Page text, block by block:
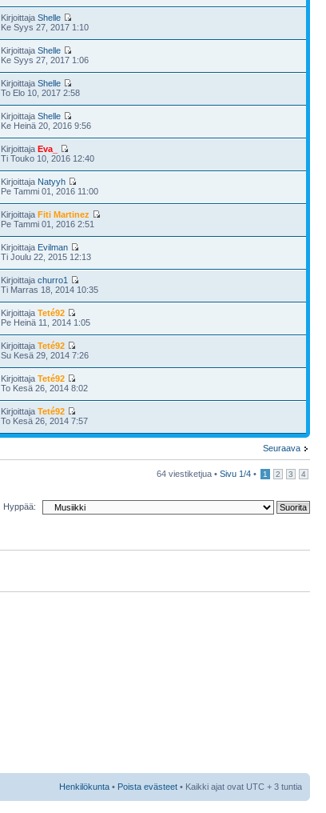
KirjoittajaShelle
Ke Syys 27, 2017 1:10
KirjoittajaShelle
Ke Syys 27, 2017 1:06
KirjoittajaShelle
To Elo 10, 2017 2:58
KirjoittajaShelle
Ke Heinä 20, 2016 9:56
KirjoittajaEva_
Ti Touko 10, 2016 12:40
Kirjoittaja Natyyh
Pe Tammi 01, 2016 11:00
KirjoittajaFiti Martinez
Pe Tammi 01, 2016 2:51
Kirjoittaja Evilman
Ti Joulu 22, 2015 12:13
Kirjoittajachurro1
Ti Marras 18, 2014 10:35
KirjoittajaTeté92
Pe Heinä 11, 2014 1:05
KirjoittajaTeté92
Su Kesä 29, 2014 7:26
KirjoittajaTeté92
To Kesä 26, 2014 8:02
KirjoittajaTeté92
To Kesä 26, 2014 7:57
Seuraava
64 viestiketjua • Sivu 1/4 • 1 2 3 4
Hyppää:
Henkilökunta • Poista evästeet • Kaikki ajat ovat UTC + 3 tuntia